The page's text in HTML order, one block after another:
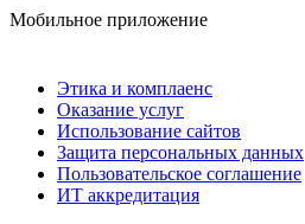
Мобильное приложение
Этика и комплаенс
Оказание услуг
Использование сайтов
Защита персональных данных
Пользовательское соглашение
ИТ аккредитация